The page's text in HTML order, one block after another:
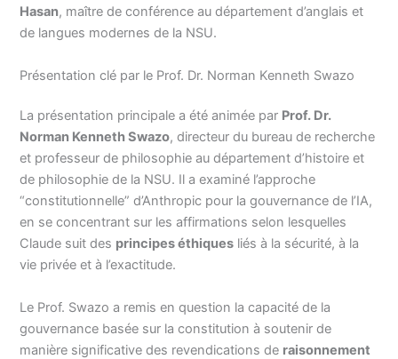
Hasan, maître de conférence au département d’anglais et
de langues modernes de la NSU.
Présentation clé par le Prof. Dr. Norman Kenneth Swazo
La présentation principale a été animée par Prof. Dr.
Norman Kenneth Swazo, directeur du bureau de recherche
et professeur de philosophie au département d’histoire et
de philosophie de la NSU. Il a examiné l’approche
“constitutionnelle” d’Anthropic pour la gouvernance de l’IA,
en se concentrant sur les affirmations selon lesquelles
Claude suit des principes éthiques liés à la sécurité, à la
vie privée et à l’exactitude.
Le Prof. Swazo a remis en question la capacité de la
gouvernance basée sur la constitution à soutenir de
manière significative des revendications de raisonnement